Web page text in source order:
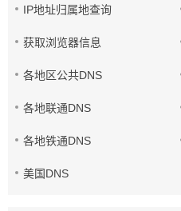
IP地址归属地查询
获取浏览器信息
各地区公共DNS
各地联通DNS
各地铁通DNS
美国DNS